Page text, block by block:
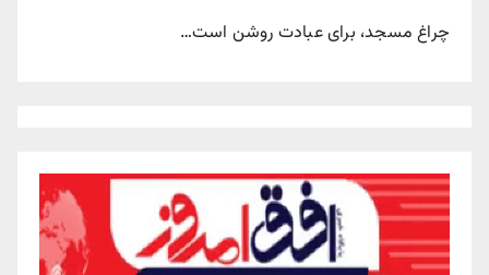
مسجد، برای عبادت روشن است…